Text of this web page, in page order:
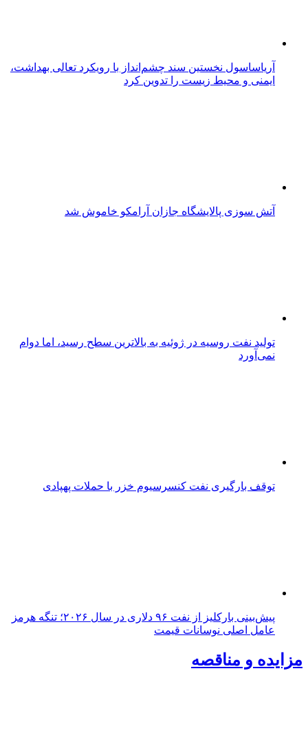
آریاساسول نخستین سند چشم‌انداز با رویکرد تعالی بهداشت،
ایمنی و محیط زیست را تدوین کرد
آتش‌ سوزی پالایشگاه جازان آرامکو خاموش شد
تولید نفت روسیه در ژوئیه به بالاترین سطح رسید، اما دوام
نمی‌آورد
توقف بارگیری نفت کنسرسیوم خزر با حملات پهپادی
پیش‌بینی بارکلیز از نفت ۹۶ دلاری در سال ۲۰۲۶؛ تنگه هرمز
عامل اصلی نوسانات قیمت
مزایده و مناقصه